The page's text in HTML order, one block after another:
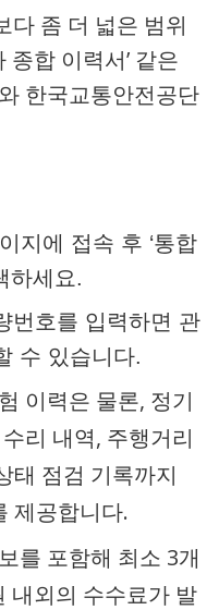
다 좀 더 넓은 범위
종합 이력서’ 같은
한국교통안전공단
지에 접속 후 ‘통합
하세요.
번호를 입력하면 관
수 있습니다.
이력은 물론, 정기
리 내역, 주행거리
태 점검 기록까지
제공합니다.
를 포함해 최소 3개
내외의 수수료가 발